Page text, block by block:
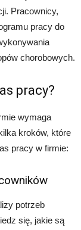
Pracownicy,
pracy do
chorobowych.
pracy?
wymaga
kroków, które
pracy w firmie:
potrzeb
się, jakie są